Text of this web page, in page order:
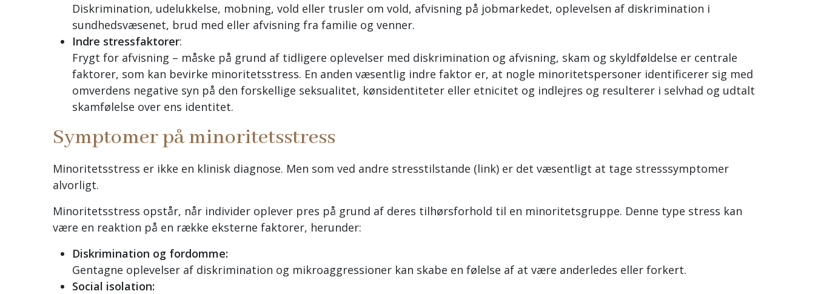
Diskrimination, udelukkelse, mobning, vold eller trusler om vold, afvisning på jobmarkedet, oplevelsen af diskrimination i
sundhedsvæsenet, brud med eller afvisning fra familie og venner.
Indre stressfaktorer:
Frygt for afvisning – måske på grund af tidligere oplevelser med diskrimination og afvisning, skam og skyldføldelse er centrale
faktorer, som kan bevirke minoritetsstress. En anden væsentlig indre faktor er, at nogle minoritetspersoner identificerer sig med
omverdens negative syn på den forskellige seksualitet, kønsidentiteter eller etnicitet og indlejres og resulterer i selvhad og udtalt
skamfølelse over ens identitet.
Symptomer på minoritetsstress
Minoritetsstress er ikke en klinisk diagnose. Men som ved andre stresstilstande (link) er det væsentligt at tage stresssymptomer
alvorligt.
Minoritetsstress opstår, når individer oplever pres på grund af deres tilhørsforhold til en minoritetsgruppe. Denne type stress kan
være en reaktion på en række eksterne faktorer, herunder:
Diskrimination og fordomme:
Gentagne oplevelser af diskrimination og mikroaggressioner kan skabe en følelse af at være anderledes eller forkert.
Social isolation: